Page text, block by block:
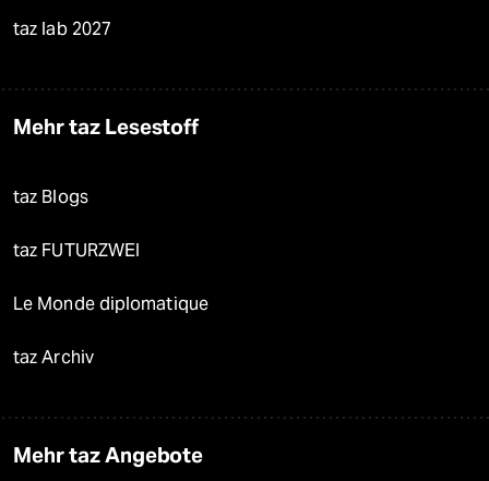
taz lab 2027
Mehr taz Lesestoff
taz Blogs
taz FUTURZWEI
Le Monde diplomatique
taz Archiv
Mehr taz Angebote